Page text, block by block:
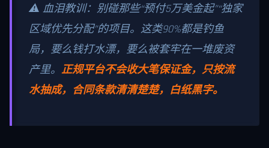
⚠️ 血泪教训：别碰那些“预付5万美金起”“独家
区域优先分配”的项目。这类90%都是钓鱼
局，要么钱打水漂，要么被套牢在一堆废资
产里。 正规平台不会收大笔保证金，只按流
水抽成，合同条款清清楚楚，白纸黑字。